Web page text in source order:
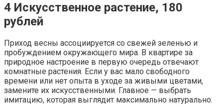
4 Искусственное растение, 180
рублей
Приход весны ассоциируется со свежей зеленью и
пробуждением окружающего мира. В квартире за
природное настроение в первую очередь отвечают
комнатные растения. Если у вас мало свободного
времени или нет опыта в уходе за живыми цветами,
замените их искусственными. Главное — выбрать
имитацию, которая выглядит максимально натурально.